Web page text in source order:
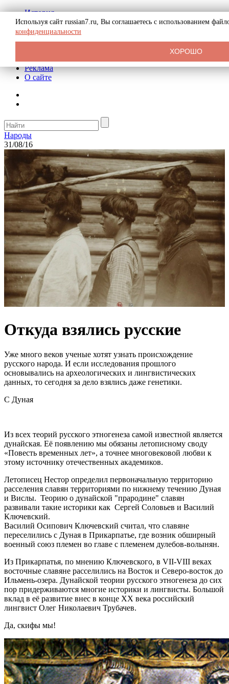
История
Биография
Криминал
СССР
Реклама
О сайте
Народы
31/08/16
Откуда взялись русские
Уже много веков ученые хотят узнать происхождение
русского народа. И если исследования прошлого
основывались на археологических и лингвистических
данных, то сегодня за дело взялись даже генетики.
С Дуная
Из всех теорий русского этногенеза самой известной является
дунайская. Её появлению мы обязаны летописному своду
«Повесть временных лет», а точнее многовековой любви к
этому источнику отечественных академиков.
Летописец Нестор определил первоначальную территорию
расселения славян территориями по нижнему течению Дуная
и Вислы. Теорию о дунайской "прародине" славян
развивали такие историки как Сергей Соловьев и Василий
Ключевский.
Василий Осипович Ключевский считал, что славяне
переселились с Дуная в Прикарпатье, где возник обширный
военный союз племен во главе с племенем дулебов-волынян.
Из Прикарпатья, по мнению Ключевского, в VII-VIII веках
восточные славяне расселились на Восток и Северо-восток до
Ильмень-озера. Дунайской теории русского этногенеза до сих
пор придерживаются многие историки и лингвисты. Большой
вклад в её развитие внес в конце XX века российский
лингвист Олег Николаевич Трубачев.
Да, скифы мы!
Используя сайт russian7.ru, Вы соглашаетесь с использованием
конфиденциальности
ХОРОШО